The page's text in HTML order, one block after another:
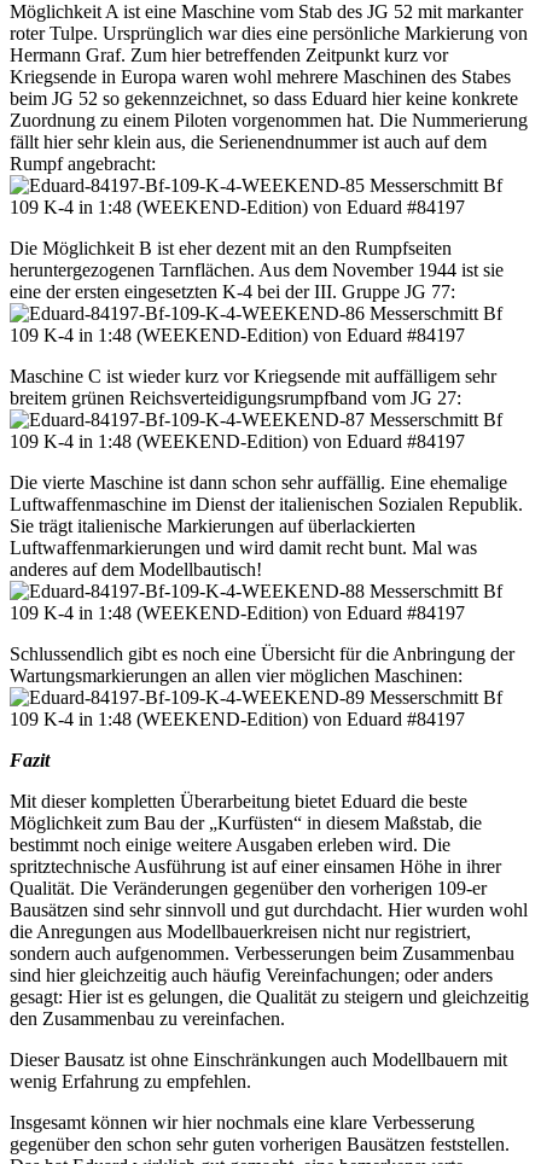
Möglichkeit A ist eine Maschine vom Stab des JG 52 mit markanter
roter Tulpe. Ursprünglich war dies eine persönliche Markierung von
Hermann Graf. Zum hier betreffenden Zeitpunkt kurz vor
Kriegsende in Europa waren wohl mehrere Maschinen des Stabes
beim JG 52 so gekennzeichnet, so dass Eduard hier keine konkrete
Zuordnung zu einem Piloten vorgenommen hat. Die Nummerierung
fällt hier sehr klein aus, die Serienendnummer ist auch auf dem
Rumpf angebracht:
Die Möglichkeit B ist eher dezent mit an den Rumpfseiten
heruntergezogenen Tarnflächen. Aus dem November 1944 ist sie
eine der ersten eingesetzten K-4 bei der III. Gruppe JG 77:
Maschine C ist wieder kurz vor Kriegsende mit auffälligem sehr
breitem grünen Reichsverteidigungsrumpfband vom JG 27:
Die vierte Maschine ist dann schon sehr auffällig. Eine ehemalige
Luftwaffenmaschine im Dienst der italienischen Sozialen Republik.
Sie trägt italienische Markierungen auf überlackierten
Luftwaffenmarkierungen und wird damit recht bunt. Mal was
anderes auf dem Modellbautisch!
Schlussendlich gibt es noch eine Übersicht für die Anbringung der
Wartungsmarkierungen an allen vier möglichen Maschinen:
Fazit
Mit dieser kompletten Überarbeitung bietet Eduard die beste
Möglichkeit zum Bau der „Kurfüsten“ in diesem Maßstab, die
bestimmt noch einige weitere Ausgaben erleben wird. Die
spritztechnische Ausführung ist auf einer einsamen Höhe in ihrer
Qualität. Die Veränderungen gegenüber den vorherigen 109-er
Bausätzen sind sehr sinnvoll und gut durchdacht. Hier wurden wohl
die Anregungen aus Modellbauerkreisen nicht nur registriert,
sondern auch aufgenommen. Verbesserungen beim Zusammenbau
sind hier gleichzeitig auch häufig Vereinfachungen; oder anders
gesagt: Hier ist es gelungen, die Qualität zu steigern und gleichzeitig
den Zusammenbau zu vereinfachen.
Dieser Bausatz ist ohne Einschränkungen auch Modellbauern mit
wenig Erfahrung zu empfehlen.
Insgesamt können wir hier nochmals eine klare Verbesserung
gegenüber den schon sehr guten vorherigen Bausätzen feststellen.